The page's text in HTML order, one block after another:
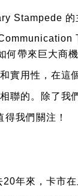
Stampede 的
何帶來巨大商
實用性，在這
聯的。除了我
得我們關注！
年來，卡市